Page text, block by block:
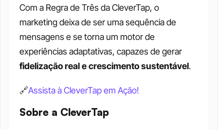
Com a Regra de Três da CleverTap, o
marketing deixa de ser uma sequência de
mensagens e se torna um motor de
fidelização real e crescimento sustentável.
🔗Assista à CleverTap em Ação!
Sobre a CleverTap